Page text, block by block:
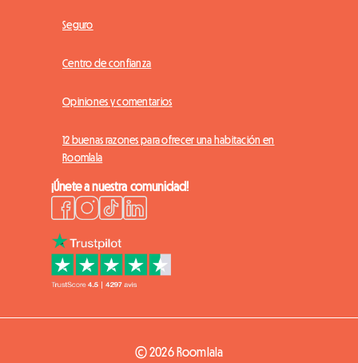
Seguro
Centro de confianza
Opiniones y comentarios
12 buenas razones para ofrecer una habitación en
Roomlala
¡Únete a nuestra comunidad!
© 2026 Roomlala